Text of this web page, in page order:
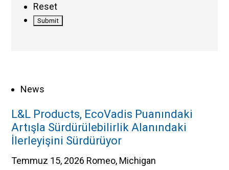
Range
Reset
News
L&L Products, EcoVadis Puanındaki
Artışla Sürdürülebilirlik Alanındaki
İlerleyişini Sürdürüyor
Temmuz 15, 2026 Romeo, Michigan